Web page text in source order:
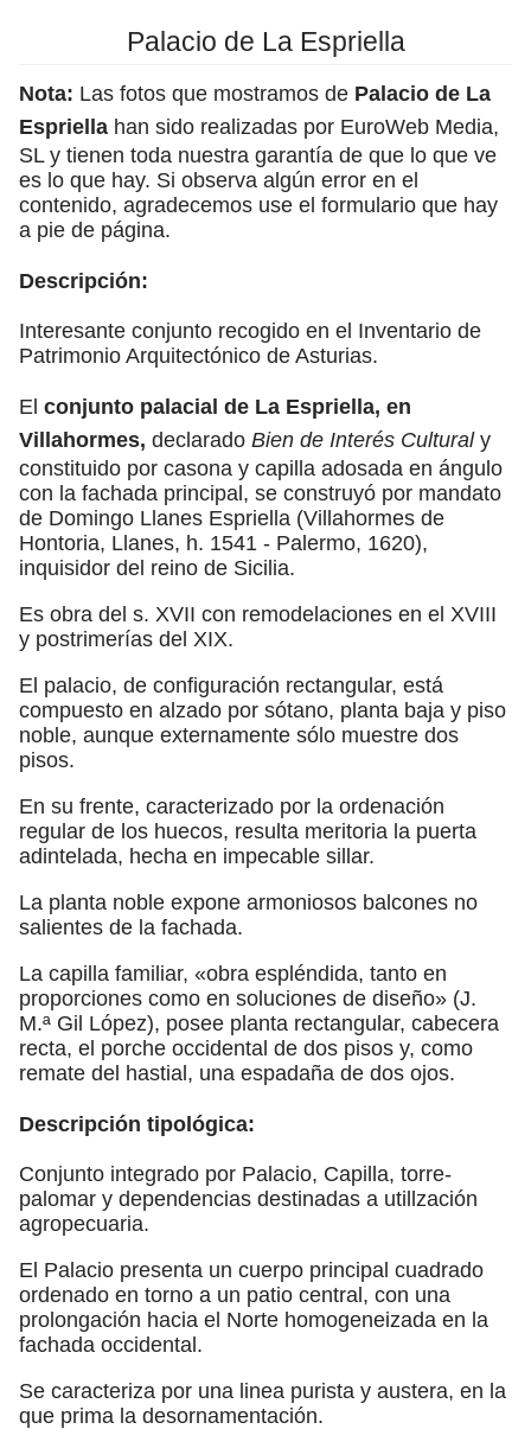
Palacio de La Espriella
Nota: Las fotos que mostramos de Palacio de La
Espriella han sido realizadas por EuroWeb Media,
SL y tienen toda nuestra garantía de que lo que ve
es lo que hay. Si observa algún error en el
contenido, agradecemos use el formulario que hay
a pie de página.
Descripción:
Interesante conjunto recogido en el Inventario de
Patrimonio Arquitectónico de Asturias.
El conjunto palacial de La Espriella, en
Villahormes, declarado Bien de Interés Culturaly
constituido por casona y capilla adosada en ángulo
con la fachada principal, se construyó por mandato
de Domingo Llanes Espriella (Villahormes de
Hontoria, Llanes, h. 1541 - Palermo, 1620),
inquisidor del reino de Sicilia.
Es obra del s. XVII con remodelaciones en el XVIII
y postrimerías del XIX.
El palacio, de configuración rectangular, está
compuesto en alzado por sótano, planta baja y piso
noble, aunque externamente sólo muestre dos
pisos.
En su frente, caracterizado por la ordenación
regular de los huecos, resulta meritoria la puerta
adintelada, hecha en impecable sillar.
La planta noble expone armoniosos balcones no
salientes de la fachada.
La capilla familiar, «obra espléndida, tanto en
proporciones como en soluciones de diseño» (J.
M.ª Gil López), posee planta rectangular, cabecera
recta, el porche occidental de dos pisos y, como
remate del hastial, una espadaña de dos ojos.
Descripción tipológica:
Conjunto integrado por Palacio, Capilla, torre-
palomar y dependencias destinadas a utillzación
agropecuaria.
El Palacio presenta un cuerpo principal cuadrado
ordenado en torno a un patio central, con una
prolongación hacia el Norte homogeneizada en la
fachada occidental.
Se caracteriza por una linea purista y austera, en la
que prima la desornamentación.